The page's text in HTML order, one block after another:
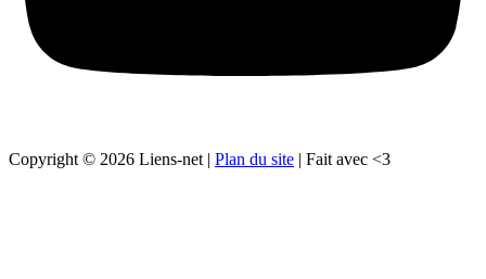
Copyright © 2026 Liens-net | Plan du site | Fait avec <3